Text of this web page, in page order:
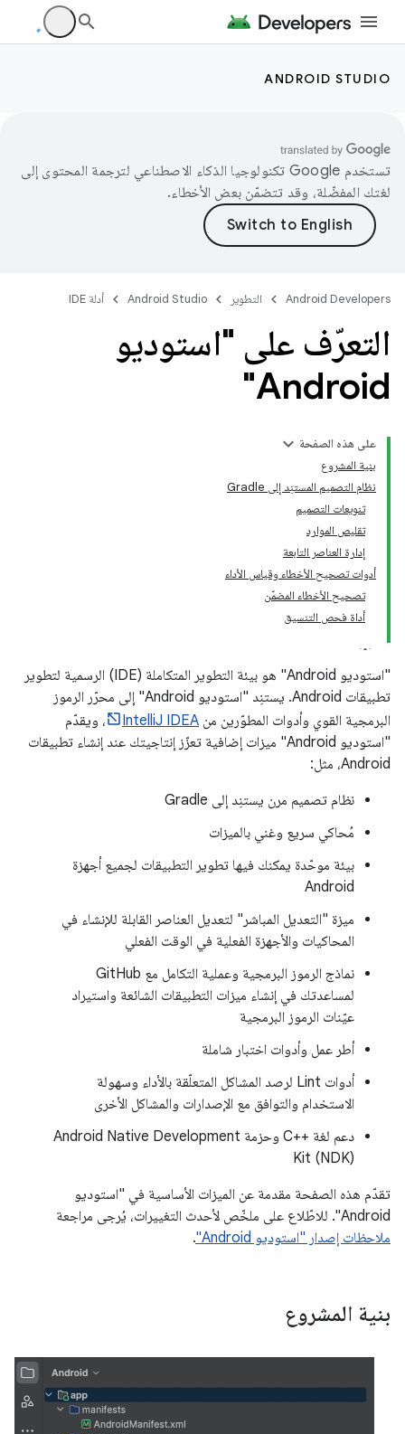
ANDROID STUDIO
تستخدم Google تكنولوجيا الذكاء الاصطناعي لترجمة المحتوى إلى
لغتك المفضّلة، وقد تتضمّن بعض الأخطاء.
Android Developers التطوير Android Studio أدلة IDE
التعرّف على "استوديو
Android"
على هذه الصفحة
بنية المشروع
نظام التصميم المستنِد إلى Gradle
تنويعات التصميم
تقليص الموارد
إدارة العناصر التابعة
أدوات تصحيح الأخطاء وقياس الأداء
تصحيح الأخطاء المضمّن
أداة فحص التنسيق
"استوديو Android" هو بيئة التطوير المتكاملة (IDE) الرسمية لتطوير
تطبيقات Android. يستنِد "استوديو Android" إلى محرّر الرموز
البرمجية القوي وأدوات المطوّرين من IntelliJ IDEA
، ويقدّم
"استوديو Android" ميزات إضافية تعزّز إنتاجيتك عند إنشاء تطبيقات
Android، مثل:
نظام تصميم مرن يستنِد إلى Gradle
مُحاكي سريع وغني بالميزات
بيئة موحّدة يمكنك فيها تطوير التطبيقات لجميع أجهزة
Android
ميزة "التعديل المباشر" لتعديل العناصر القابلة للإنشاء في
المحاكيات والأجهزة الفعلية في الوقت الفعلي
نماذج الرموز البرمجية وعملية التكامل مع GitHub
لمساعدتك في إنشاء ميزات التطبيقات الشائعة واستيراد
عيّنات الرموز البرمجية
أطر عمل وأدوات اختبار شاملة
أدوات Lint لرصد المشاكل المتعلّقة بالأداء وسهولة
الاستخدام والتوافق مع الإصدارات والمشاكل الأخرى
دعم لغة C++‎ وحزمة Android Native Development
Kit (NDK)
تقدّم هذه الصفحة مقدمة عن الميزات الأساسية في "استوديو
Android". للاطّلاع على ملخّص لأحدث التغييرات، يُرجى مراجعة
ملاحظات إصدار "استوديو Android"
.
بنية المشروع